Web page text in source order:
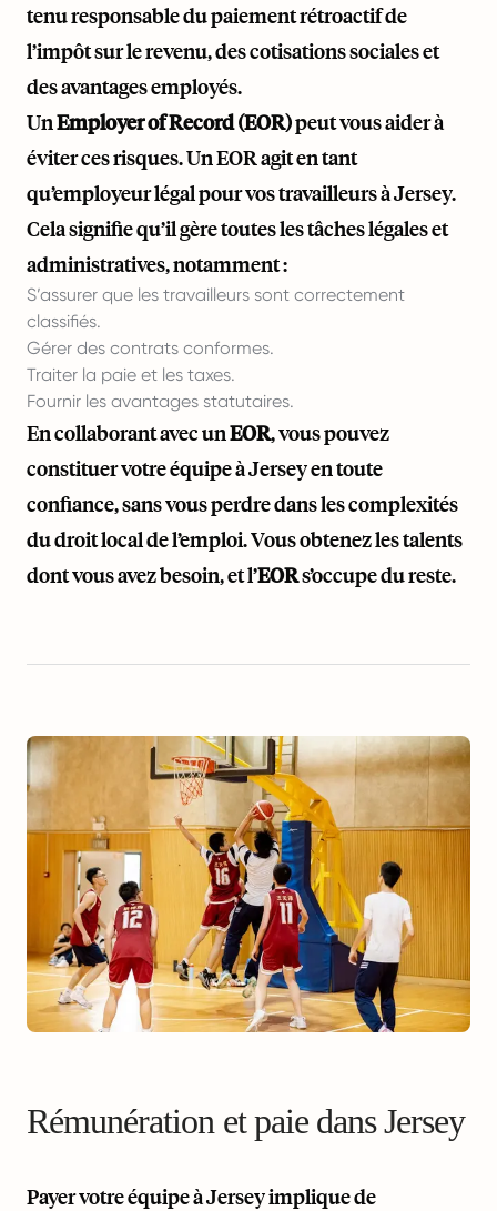
tenu responsable du paiement rétroactif de
l’impôt sur le revenu, des cotisations sociales et
des avantages employés.
UnEmployer of Record (EOR)peut vous aider à
éviter ces risques. Un EOR agit en tant
qu’employeur légal pour vos travailleurs à Jersey.
Cela signifie qu’il gère toutes les tâches légales et
administratives, notamment :
S’assurer que les travailleurs sont correctement
classifiés.
Gérer des contrats conformes.
Traiter la paie et les taxes.
Fournir les avantages statutaires.
En collaborant avec unEOR, vous pouvez
constituer votre équipe à Jersey en toute
confiance, sans vous perdre dans les complexités
du droit local de l’emploi. Vous obtenez les talents
dont vous avez besoin, et l’EORs’occupe du reste.
Rémunération et paie dans Jersey
Payer votre équipe à Jersey implique de